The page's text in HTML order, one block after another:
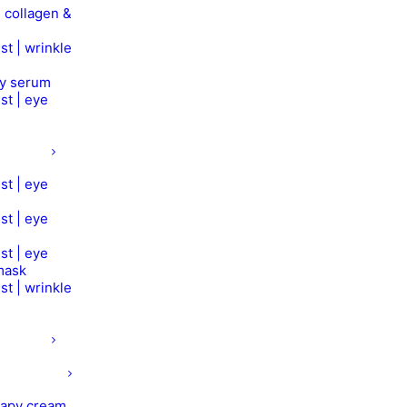
&
| wrinkle
serum
| eye
| eye
| eye
| eye
| wrinkle